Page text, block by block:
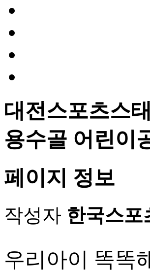
대전스포츠스
용수골 어린이
페이지 정보
작성자 한국스포
우리아이 똑똑